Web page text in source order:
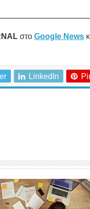
στο Google News
LinkedIn